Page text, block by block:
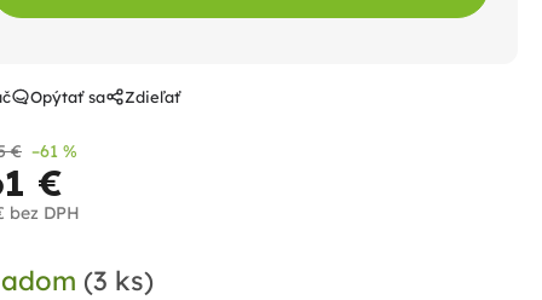
€ –61 %
€
bez DPH
(3 ks)
Opýtať sa Zdieľať